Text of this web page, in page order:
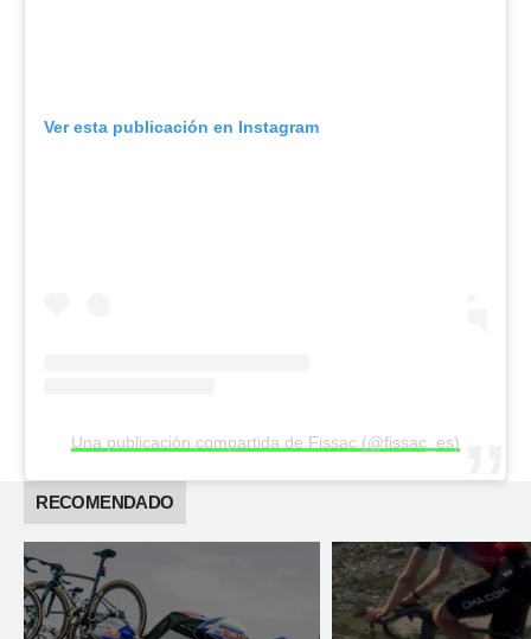
Ver esta publicación en Instagram
Una publicación compartida de Fissac (@fissac_es)
RECOMENDADO